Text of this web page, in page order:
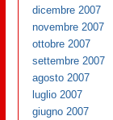
dicembre 2007
novembre 2007
ottobre 2007
settembre 2007
agosto 2007
luglio 2007
giugno 2007